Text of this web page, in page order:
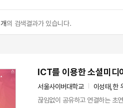
개의 검색결과가 있습니다.
ICT를 이용한 소셜미디
서울사이버대학교
이성태,한
끊임없이 공유하고 연결하는 초